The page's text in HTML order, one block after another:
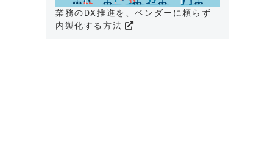
業務のDX推進を、ベンダーに頼らず
内製化する方法